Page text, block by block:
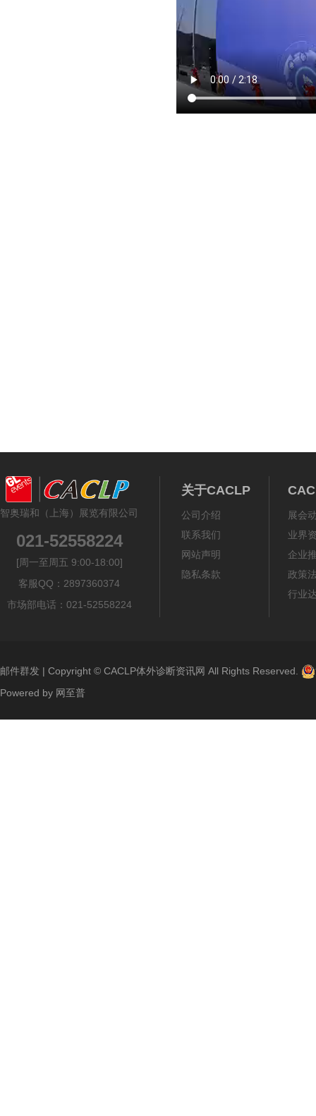
智奥瑞和（上海）展览有限公司
021-52558224
[周一至周五 9:00-18:00]
客服QQ：2897360374
市场部电话：021-52558224
关于CACLP
公司介绍
联系我们
网站声明
隐私条款
展会
业界
企业
政策
行业
邮件群发 | Copyright © CACLP体外诊断资讯网 All Rights Reserved.
Powered by 网至普